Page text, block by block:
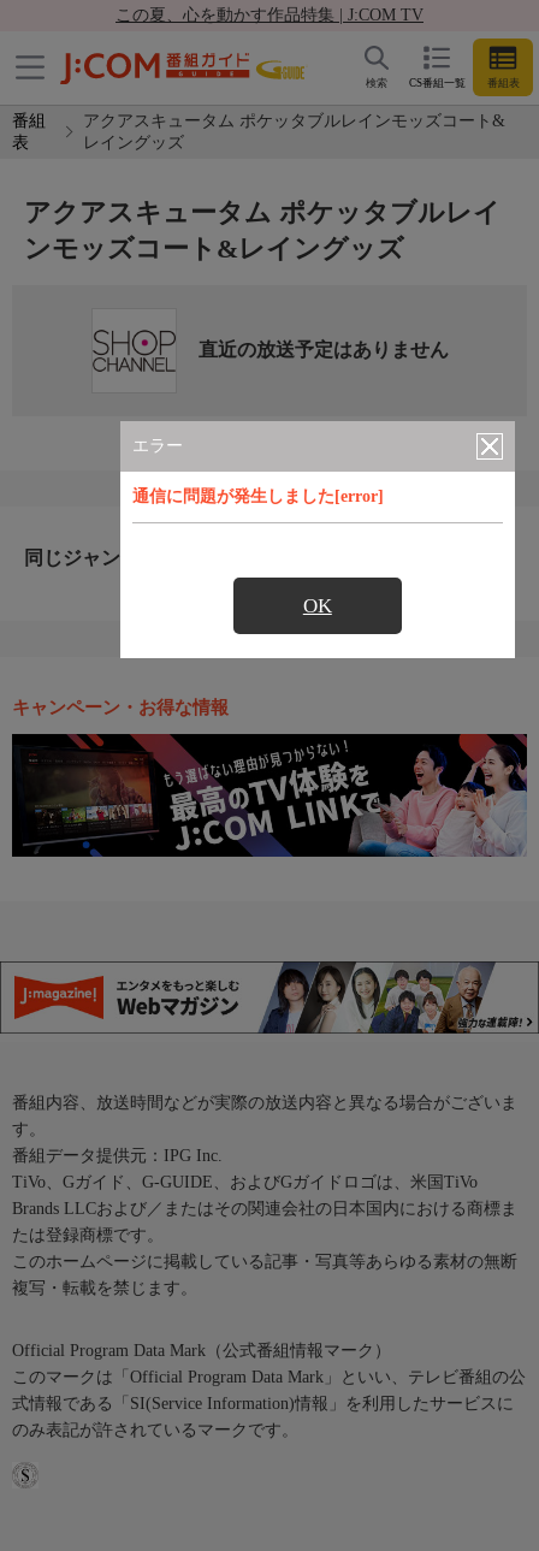
この夏、心を動かす作品特集 | J:COM TV
CS番組一覧 番組表
検索
番組
表
アクアスキュータム ポケッタブルレインモッズコート&
レイングッズ
エラー
通信に問題が発生しました[error]
OK
アクアスキュータム ポケッタブルレイ
ンモッズコート&レイングッズ
直近の放送予定はありません
同じジャンルのおすすめ番組
キャンペーン・お得な情報
番組内容、放送時間などが実際の放送内容と異なる場合がございま
す。
番組データ提供元：IPG Inc.
TiVo、Gガイド、G-GUIDE、およびGガイドロゴは、米国TiVo
Brands LLCおよび／またはその関連会社の日本国内における商標ま
たは登録商標です。
このホームページに掲載している記事・写真等あらゆる素材の無断
複写・転載を禁じます。
Official Program Data Mark（公式番組情報マーク）
このマークは「Official Program Data Mark」といい、テレビ番組の公
式情報である「SI(Service Information)情報」を利用したサービスに
のみ表記が許されているマークです。